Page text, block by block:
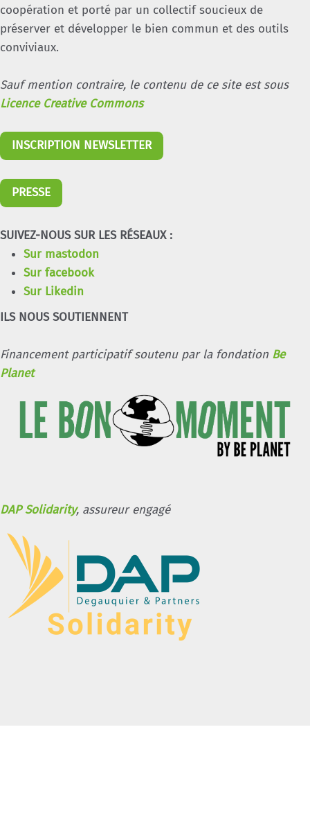
coopération et porté par un collectif soucieux de
préserver et développer le bien commun et des outils
conviviaux.
Sauf mention contraire, le contenu de ce site est sous
Licence Creative Commons
INSCRIPTION NEWSLETTER
PRESSE
SUIVEZ-NOUS SUR LES RÉSEAUX :
Sur mastodon
Sur facebook
Sur Likedin
ILS NOUS SOUTIENNENT
Financement participatif soutenu par la fondation Be
Planet
DAP Solidarity, assureur engagé